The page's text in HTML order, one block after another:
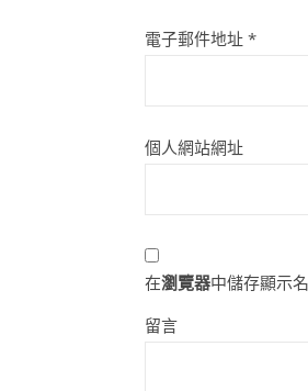
電子郵件地址 *
個人網站網址
在瀏覽器中儲存顯示
留言